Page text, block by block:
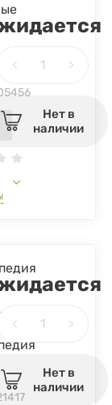
Нет в
наличии
Нет в
наличии